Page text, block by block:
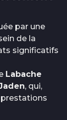
par une
de la
significatifs
Labache
, qui,
prestations